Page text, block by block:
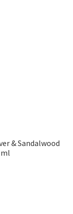
& Sandalwood